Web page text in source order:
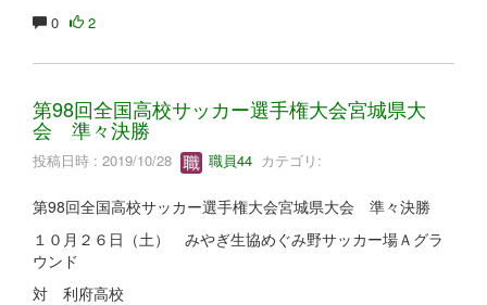
0 2
第98回全国高校サッカー選手権大会宮城県大
会 準々決勝
投稿日時 : 2019/10/28 職員44 カテゴリ:
第98回全国高校サッカー選手権大会宮城県大会 準々決勝
１０月２６日（土） みやぎ生協めぐみ野サッカー場Ａグラ
ウンド
対 利府高校